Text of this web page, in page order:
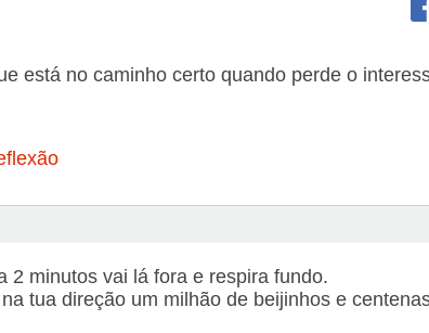
está no caminho certo quando perde o
2 minutos vai lá fora e respira fundo.
tua direção um milhão de beijinhos e